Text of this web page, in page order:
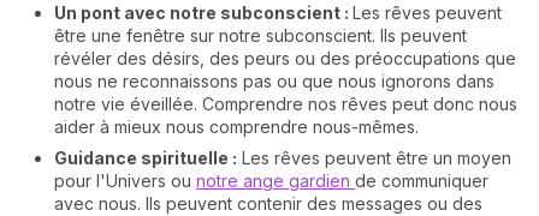
Un pont avec notre subconscient : Les rêves peuvent
être une fenêtre sur notre subconscient. Ils peuvent
révéler des désirs, des peurs ou des préoccupations que
nous ne reconnaissons pas ou que nous ignorons dans
notre vie éveillée. Comprendre nos rêves peut donc nous
aider à mieux nous comprendre nous-mêmes.
Guidance spirituelle : Les rêves peuvent être un moyen
pour l'Univers ou notre ange gardien de communiquer
avec nous. Ils peuvent contenir des messages ou des